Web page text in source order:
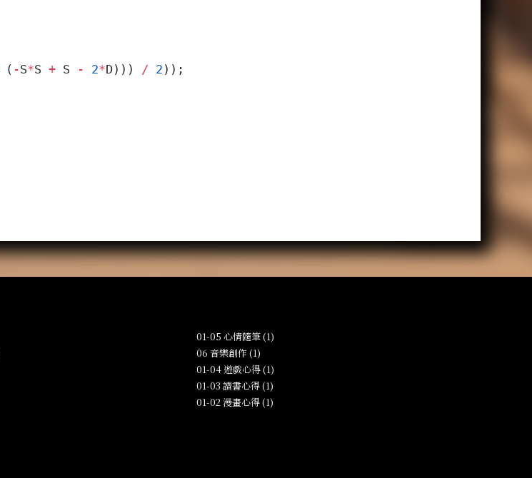
( -S*S + S - 2*D))) / 2 ));
01-05 心情隨筆 (1)
06 音樂創作 (1)
01-04 遊戲心得 (1)
01-03 讀書心得 (1)
01-02 漫畫心得 (1)